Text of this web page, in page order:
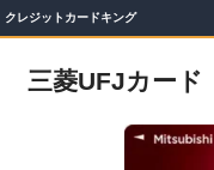
クレジットカードキング
三菱UFJカード